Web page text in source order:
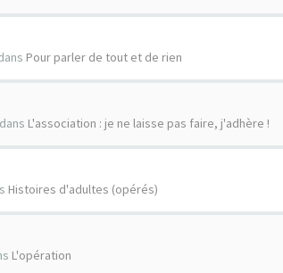
Pour parler de tout et de rien
dans L'association : je ne laisse pas faire, j'adhère !
Histoires d'adultes (opérés)
L'opération